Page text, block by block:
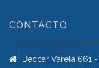
CONTACTO
Béccar Varela 661